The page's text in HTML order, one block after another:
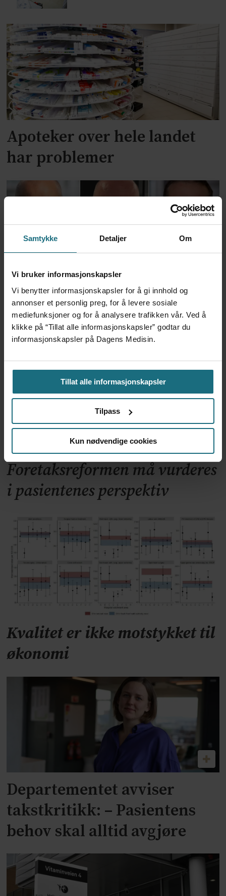
Samtykke Detaljer Om
Vi bruker informasjonskapsler
Vi benytter informasjonskapsler for å gi innhold og
annonser et personlig preg, for å levere sosiale
mediefunksjoner og for å analysere trafikken vår. Ved å
klikke på “Tillat alle informasjonskapsler” godtar du
informasjonskapsler på Dagens Medisin.
Tillat alle informasjonskapsler
Tilpass
Kun nødvendige cookies
Apoteker over hele landet
har problemer
Kliniske studier kommer ikke
til land bare fordi de er gode på
forskning
Foretaksreformen må vurderes
i pasientenes perspektiv
Kvalitet er ikke motstykket til
økonomi
Departementet avviser
takstkritikk: – Pasientens
behov skal alltid avgjøre